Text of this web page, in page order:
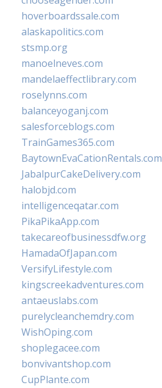
hoverboardssale.com
alaskapolitics.com
stsmp.org
manoelneves.com
mandelaeffectlibrary.com
roselynns.com
balanceyoganj.com
salesforceblogs.com
TrainGames365.com
BaytownEvaCationRentals.com
JabalpurCakeDelivery.com
halobjd.com
intelligenceqatar.com
PikaPikaApp.com
takecareofbusinessdfw.org
HamadaOfJapan.com
VersifyLifestyle.com
kingscreekadventures.com
antaeuslabs.com
purelycleanchemdry.com
WishOping.com
shoplegacee.com
bonvivantshop.com
CupPlante.com